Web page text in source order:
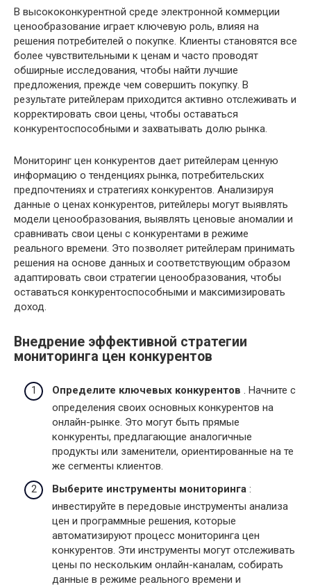
В высококонкурентной среде электронной коммерции
ценообразование играет ключевую роль, влияя на
решения потребителей о покупке. Клиенты становятся все
более чувствительными к ценам и часто проводят
обширные исследования, чтобы найти лучшие
предложения, прежде чем совершить покупку. В
результате ритейлерам приходится активно отслеживать и
корректировать свои цены, чтобы оставаться
конкурентоспособными и захватывать долю рынка.
Мониторинг цен конкурентов дает ритейлерам ценную
информацию о тенденциях рынка, потребительских
предпочтениях и стратегиях конкурентов. Анализируя
данные о ценах конкурентов, ритейлеры могут выявлять
модели ценообразования, выявлять ценовые аномалии и
сравнивать свои цены с конкурентами в режиме
реального времени. Это позволяет ритейлерам принимать
решения на основе данных и соответствующим образом
адаптировать свои стратегии ценообразования, чтобы
оставаться конкурентоспособными и максимизировать
доход.
Внедрение эффективной стратегии
мониторинга цен конкурентов
Определите ключевых конкурентов . Начните с
определения своих основных конкурентов на
онлайн-рынке. Это могут быть прямые
конкуренты, предлагающие аналогичные
продукты или заменители, ориентированные на те
же сегменты клиентов.
Выберите инструменты мониторинга :
инвестируйте в передовые инструменты анализа
цен и программные решения, которые
автоматизируют процесс мониторинга цен
конкурентов. Эти инструменты могут отслеживать
цены по нескольким онлайн-каналам, собирать
данные в режиме реального времени и